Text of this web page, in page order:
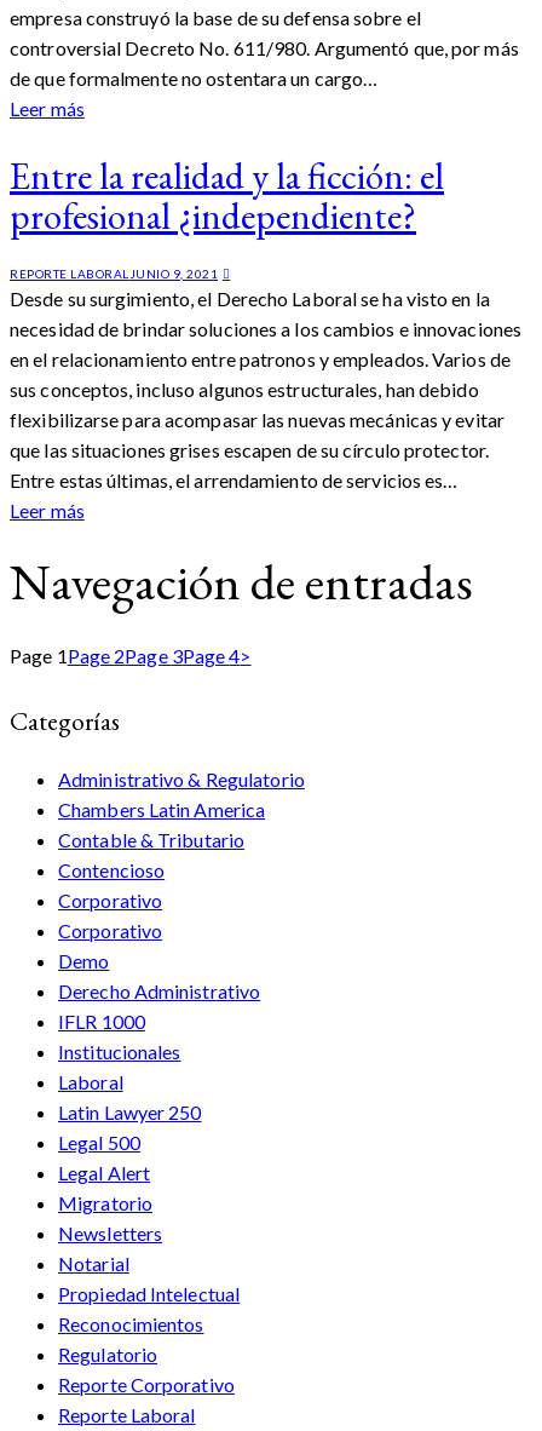
empresa construyó la base de su defensa sobre el
controversial Decreto No. 611/980. Argumentó que, por más
de que formalmente no ostentara un cargo…
Leer más
Entre la realidad y la ficción: el
profesional ¿independiente?
REPORTE LABORAL JUNIO 9, 2021
Desde su surgimiento, el Derecho Laboral se ha visto en la
necesidad de brindar soluciones a los cambios e innovaciones
en el relacionamiento entre patronos y empleados. Varios de
sus conceptos, incluso algunos estructurales, han debido
flexibilizarse para acompasar las nuevas mecánicas y evitar
que las situaciones grises escapen de su círculo protector.
Entre estas últimas, el arrendamiento de servicios es…
Leer más
Navegación de entradas
Page 1Page 2Page 3Page4>
Categorías
Administrativo & Regulatorio
Chambers Latin America
Contable & Tributario
Contencioso
Corporativo
Corporativo
Demo
Derecho Administrativo
IFLR 1000
Institucionales
Laboral
Latin Lawyer 250
Legal 500
Legal Alert
Migratorio
Newsletters
Notarial
Propiedad Intelectual
Reconocimientos
Regulatorio
Reporte Corporativo
Reporte Laboral